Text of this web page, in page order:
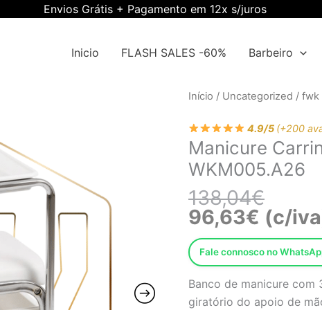
Envios Grátis + Pagamento em 12x s/juros
Inicio FLASH SALES -60% Barbeiro
Início / Uncategorized / fwk
4.9/5 (+200
Manicure
WKM005.A26
138,04€
O
era:
O
atual
é:
96,63€.
96,63€ (c/
Fale connosco no
Banco de manicure com
giratório do apoio de